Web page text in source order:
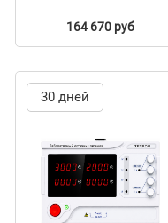
164 670 руб
30 дней